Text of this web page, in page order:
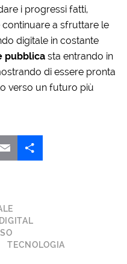
i progressi fatti,
a sfruttare le
digitale in costante
pubblica sta entrando in
di essere pronta
verso un futuro più
DIGITAL
TECNOLOGIA